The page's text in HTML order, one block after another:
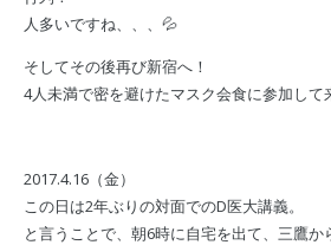
人多いですね、、、💦
そしてその後再び新宿へ！
4人未満で密を避けたマスク会食に参加して
2017.4.16（金）
この日は2年ぶりの対面でのD医大講義。
と言うことで、朝6時に自宅を出て、三鷹か